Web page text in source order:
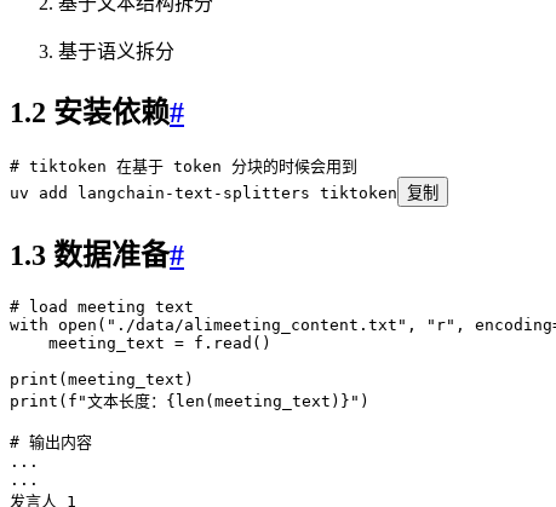
基于语义拆分
1.2 安装依赖#
# tiktoken 在基于 token 分块的时候会用到
uv add langchain-text-splitters tiktoken 复制
1.3 数据准备#
# load meeting text
with open ( " ./data/alimeeting_content.txt " , " r" , encoding
    meeting_text
= f . read ()
print ( meeting_text )
print ( f "文本长度： { len ( meeting_text ) } " )
# 输出内容
...
...
发言人 1